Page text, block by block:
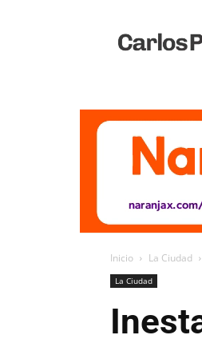
Vivo
Inicio La Ciudad
La Ciudad